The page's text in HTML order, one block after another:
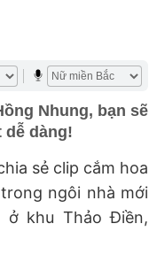
Nhung, bạn sẽ
dễ dàng!
sẻ clip cắm hoa
ngôi nhà mới
ở khu Thảo Điền,